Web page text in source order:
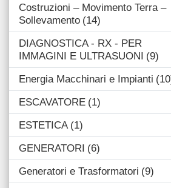
Costruzioni – Movimento Terra –
Sollevamento 14
DIAGNOSTICA - RX - PER
IMMAGINI E ULTRASUONI 9
Energia Macchinari e Impianti
10
ESCAVATORE 1
ESTETICA 1
GENERATORI 6
Generatori e Trasformatori 9